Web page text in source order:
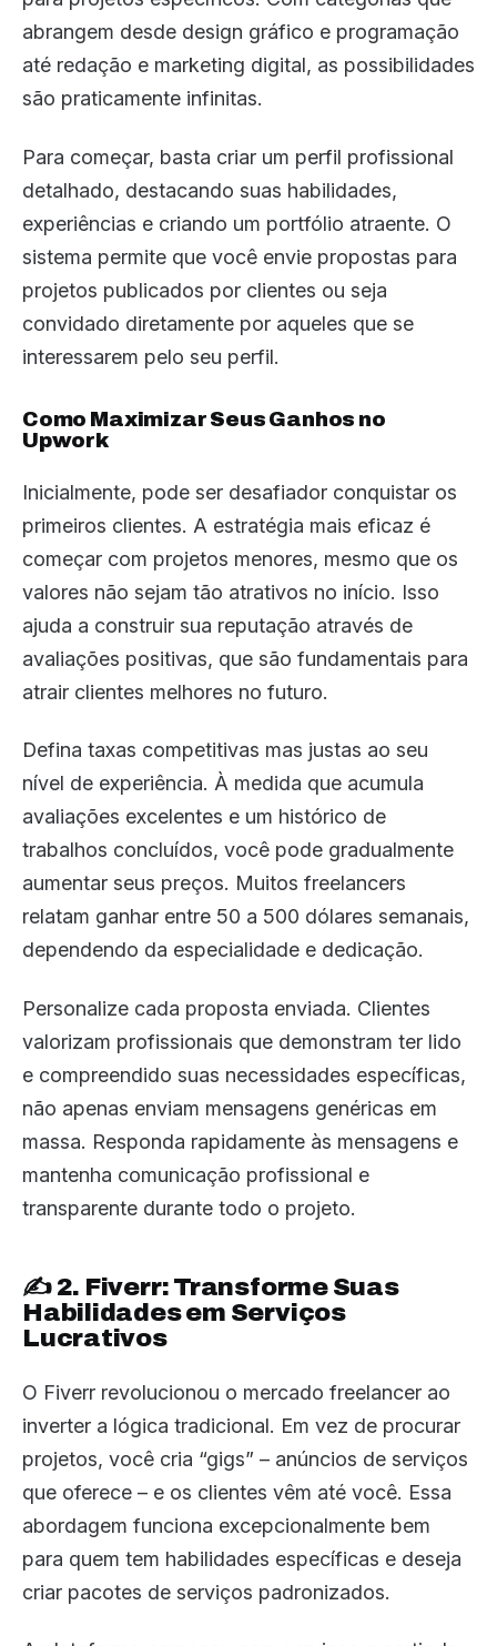
abrangem desde design gráfico e programação
até redação e marketing digital, as possibilidades
são praticamente infinitas.
Para começar, basta criar um perfil profissional
detalhado, destacando suas habilidades,
experiências e criando um portfólio atraente. O
sistema permite que você envie propostas para
projetos publicados por clientes ou seja
convidado diretamente por aqueles que se
interessarem pelo seu perfil.
Como Maximizar Seus Ganhos no
Upwork
Inicialmente, pode ser desafiador conquistar os
primeiros clientes. A estratégia mais eficaz é
começar com projetos menores, mesmo que os
valores não sejam tão atrativos no início. Isso
ajuda a construir sua reputação através de
avaliações positivas, que são fundamentais para
atrair clientes melhores no futuro.
Defina taxas competitivas mas justas ao seu
nível de experiência. À medida que acumula
avaliações excelentes e um histórico de
trabalhos concluídos, você pode gradualmente
aumentar seus preços. Muitos freelancers
relatam ganhar entre 50 a 500 dólares semanais,
dependendo da especialidade e dedicação.
Personalize cada proposta enviada. Clientes
valorizam profissionais que demonstram ter lido
e compreendido suas necessidades específicas,
não apenas enviam mensagens genéricas em
massa. Responda rapidamente às mensagens e
mantenha comunicação profissional e
transparente durante todo o projeto.
✍️ 2. Fiverr: Transforme Suas
Habilidades em Serviços
Lucrativos
O Fiverr revolucionou o mercado freelancer ao
inverter a lógica tradicional. Em vez de procurar
projetos, você cria “gigs” – anúncios de serviços
que oferece – e os clientes vêm até você. Essa
abordagem funciona excepcionalmente bem
para quem tem habilidades específicas e deseja
criar pacotes de serviços padronizados.